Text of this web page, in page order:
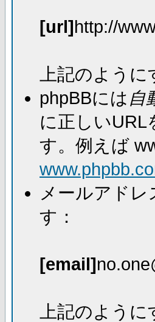
[url]http://
上記のよう
phpBBには 自
に正しいURL
す。例えば
メールアド
す：
[email]
上記のよう